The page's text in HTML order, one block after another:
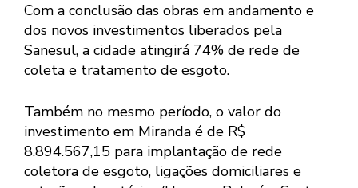
Com a conclusão das obras em andamento e
dos novos investimentos liberados pela
Sanesul, a cidade atingirá 74% de rede de
coleta e tratamento de esgoto.
Também no mesmo período, o valor do
investimento em Miranda é de R$
8.894.567,15 para implantação de rede
coletora de esgoto, ligações domiciliares e